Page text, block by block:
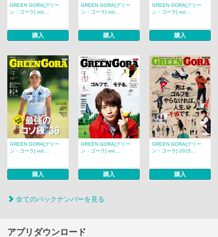
GREEN GORA[グリー
ン・ゴーラ] vol....
購入
GREEN GORA[グリー
ン・ゴーラ] vol....
購入
GREEN GORA[グリー
ン・ゴーラ] vol....
購入
GREEN GORA[グリー
ン・ゴーラ] vol....
購入
GREEN GORA[グリー
ン・ゴーラ] vol....
購入
GREEN GORA[グリー
ン・ゴーラ] 2015...
購入
全てのバックナンバーを見る
アプリダウンロード